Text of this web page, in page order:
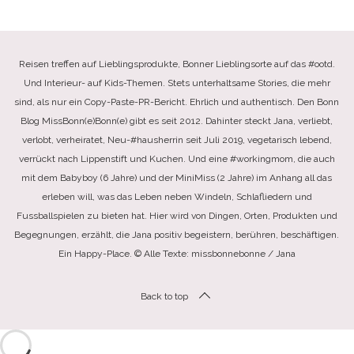
Reisen treffen auf Lieblingsprodukte, Bonner Lieblingsorte auf das #ootd.
Und Interieur- auf Kids-Themen. Stets unterhaltsame Stories, die mehr
sind, als nur ein Copy-Paste-PR-Bericht. Ehrlich und authentisch. Den Bonn
Blog MissBonn(e)Bonn(e) gibt es seit 2012. Dahinter steckt Jana, verliebt,
verlobt, verheiratet, Neu-#hausherrin seit Juli 2019, vegetarisch lebend,
verrückt nach Lippenstift und Kuchen. Und eine #workingmom, die auch
mit dem Babyboy (6 Jahre) und der MiniMiss (2 Jahre) im Anhang all das
erleben will, was das Leben neben Windeln, Schlafliedern und
Fussballspielen zu bieten hat. Hier wird von Dingen, Orten, Produkten und
Begegnungen, erzählt, die Jana positiv begeistern, berühren, beschäftigen.
Ein Happy-Place. © Alle Texte: missbonnebonne / Jana
Back to top